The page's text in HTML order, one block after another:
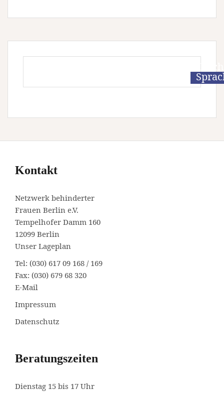
Kontakt
Netzwerk behinderter
Frauen Berlin e.V.
Tempelhofer Damm 160
12099 Berlin
Unser Lageplan
Tel: (030) 617 09 168 / 169
Fax: (030) 679 68 320
E-Mail
Impressum
Datenschutz
Beratungszeiten
Dienstag 15 bis 17 Uhr